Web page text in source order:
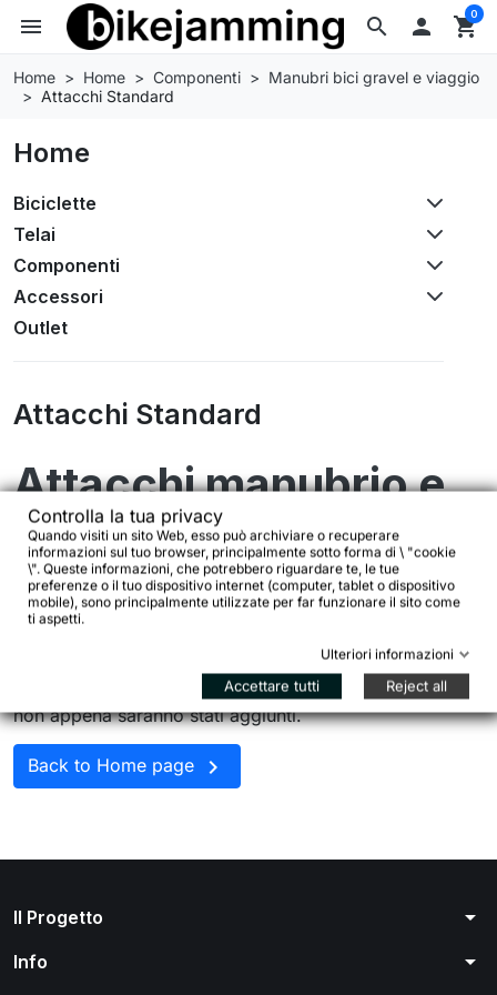
search
menu  shopping_cart
0
Home Home Componenti
Manubri bici gravel e viaggio
Attacchi Standard
Home
Biciclette
Telai
Componenti
Accessori
Outlet
Attacchi Standard
Attacchi manubrio e
sterzo standard per
bici
Non ci sono ancora prodotti disponibili
Resta in contatto! Altri prodotti verranno mostrati qui
non appena saranno stati aggiunti.
Back to Home page 
Il Progetto arrow_drop_down
Info arrow_drop_down
Controlla la tua privacy
Quando visiti un sito Web, esso può archiviare o recuperare
informazioni sul tuo browser, principalmente sotto forma di \ "cookie
\". Queste informazioni, che potrebbero riguardare te, le tue
preferenze o il tuo dispositivo internet (computer, tablet o dispositivo
mobile), sono principalmente utilizzate per far funzionare il sito come
ti aspetti.
Ulteriori informazioni
Accettare tutti Reject all